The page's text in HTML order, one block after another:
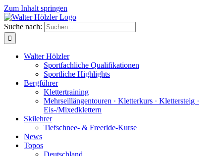
Zum Inhalt springen
Suche nach:
Walter Hölzler
Sportfachliche Qualifikationen
Sportliche Highlights
Bergführer
Klettertraining
Mehrseil­längen­touren · Kletterkurs · Klettersteig ·
Eis-/Mixedklettern
Skilehrer
Tiefschnee- & Freeride-Kurse
News
Topos
Deutschland